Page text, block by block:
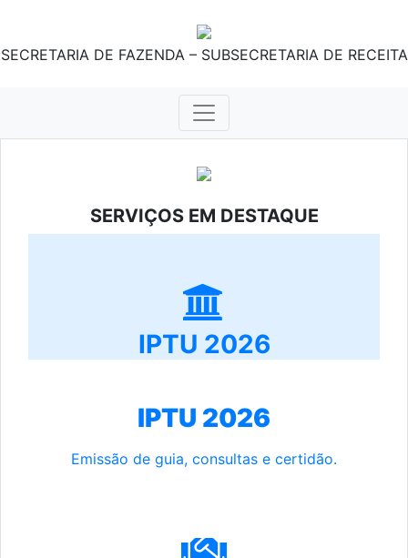
SECRETARIA DE FAZENDA – SUBSECRETARIA DE RECEITA
SERVIÇOS EM DESTAQUE
IPTU 2026
IPTU 2026
Emissão de guia, consultas e certidão.